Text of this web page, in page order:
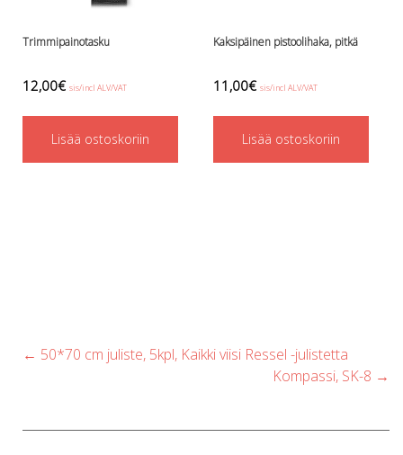
Trimmipainotasku
12,00€ sis/incl ALV/VAT
Lisää ostoskoriin
Kaksipäinen pistoolihaka, pitkä
11,00€ sis/incl ALV/VAT
Lisää ostoskoriin
Post
← 50*70 cm juliste, 5kpl, Kaikki viisi Ressel -julistetta
Kompassi, SK-8 →